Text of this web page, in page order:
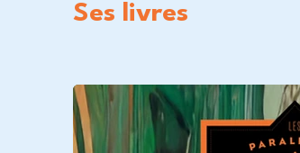
Ses livres